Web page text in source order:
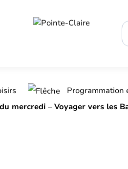
Programmation
mercredi – Voyager vers les